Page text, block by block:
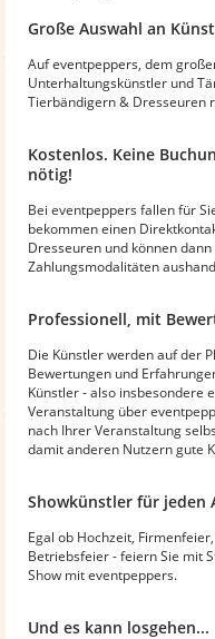
Große Auswahl an
Auf eventpeppers, dem
Unterhaltungskünstler und
Tierbändigern & Dresseuren
Kostenlos. Keine
nötig!
Bei eventpeppers fallen für
bekommen einen
Dresseuren und können
Zahlungsmodalitäten
Professionell, mit
Die Künstler werden auf der
Bewertungen und
Künstler - also insbesondere
Veranstaltung über
nach Ihrer Veranstaltung
damit anderen Nutzern gute
Showkünstler für jeden
Egal ob Hochzeit,
Betriebsfeier - feiern Sie mit
Show mit eventpeppers.
Und es kann losgehen...